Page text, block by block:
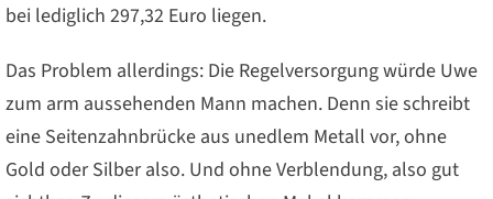
bei lediglich 297,32 Euro liegen.
Das Problem allerdings: Die Regelversorgung würde Uwe
zum arm aussehenden Mann machen. Denn sie schreibt
eine Seitenzahnbrücke aus unedlem Metall vor, ohne
Gold oder Silber also. Und ohne Verblendung, also gut